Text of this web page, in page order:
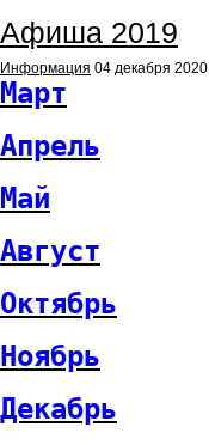
Афиша 2019
Информация 04 декабря 2020
Март
Апрель
Май
Август
Октябрь
Ноябрь
Декабрь